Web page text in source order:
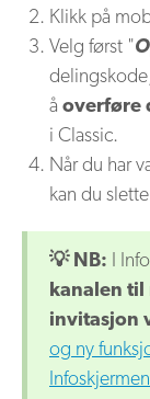
Klikk på
Velg først "
å overføre
i Classic.
Når du har
kan du
💡 NB: I
kanalen
invitasjon
og ny